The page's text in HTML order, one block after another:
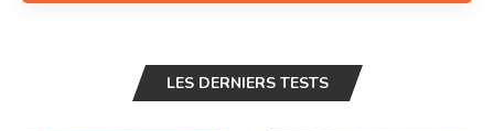
LES DERNIERS TESTS